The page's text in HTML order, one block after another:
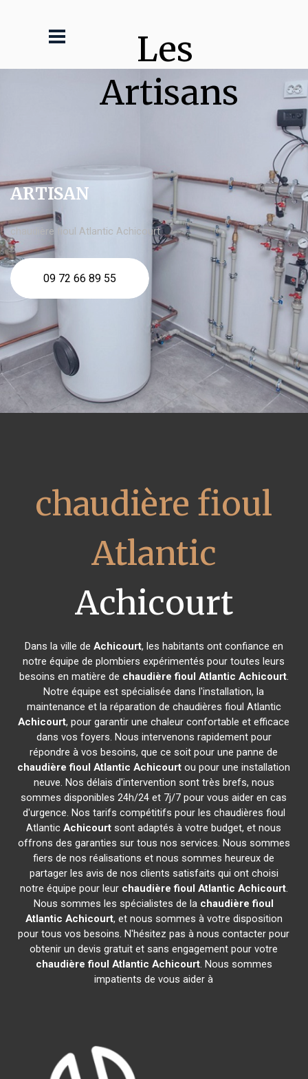
Les
Artisans
ARTISAN
chaudière fioul Atlantic Achicourt
09 72 66 89 55
chaudière fioul
Atlantic
Achicourt
Dans la ville de Achicourt, les habitants ont confiance en
notre équipe de plombiers expérimentés pour toutes leurs
besoins en matière de chaudière fioul Atlantic Achicourt.
Notre équipe est spécialisée dans l'installation, la
maintenance et la réparation de chaudières fioul Atlantic
Achicourt, pour garantir une chaleur confortable et efficace
dans vos foyers. Nous intervenons rapidement pour
répondre à vos besoins, que ce soit pour une panne de
chaudière fioul Atlantic Achicourt ou pour une installation
neuve. Nos délais d'intervention sont très brefs, nous
sommes disponibles 24h/24 et 7j/7 pour vous aider en cas
d'urgence. Nos tarifs compétitifs pour les chaudières fioul
AtlanticAchicourt sont adaptés à votre budget, et nous
offrons des garanties sur tous nos services. Nous sommes
fiers de nos réalisations et nous sommes heureux de
partager les avis de nos clients satisfaits qui ont choisi
notre équipe pour leur chaudière fioul Atlantic Achicourt.
Nous sommes les spécialistes de la chaudière fioul
Atlantic Achicourt, et nous sommes à votre disposition
pour tous vos besoins. N'hésitez pas à nous contacter pour
obtenir un devis gratuit et sans engagement pour votre
chaudière fioul Atlantic Achicourt. Nous sommes
impatients de vous aider à